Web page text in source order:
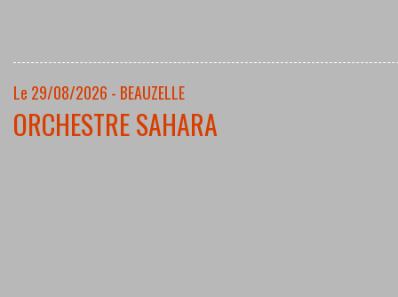
Le 29/08/2026 - BEAUZELLE
ORCHESTRE SAHARA